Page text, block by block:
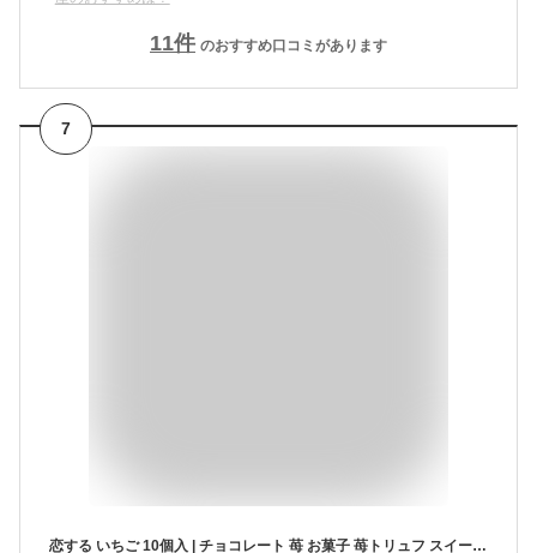
11件 のおすすめ口コミがあります
7
恋する いちご 10個入 | チョコレート 苺 お菓子 苺トリュフ スイーツ イチゴ チョコ 配る 個包装 子供 お中元 御中元 夏ギフト 2026 父の日 義理チョコ プレゼント ギフト 結婚 退職 イベント 景品 会社 職場 大量 法人 食べ物 お返し お土産 お取り寄せ あす楽